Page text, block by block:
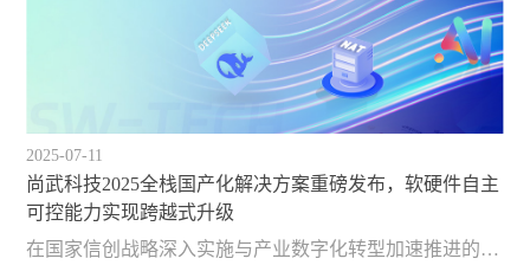
2025-07-11
尚武科技2025全栈国产化解决方案重磅发布，软硬件自主
可控能力实现跨越式升级
在国家信创战略深入实施与产业数字化转型加速推进的双重背景下，尚武科技近日宣布完成技术体系全面升级并正式推出全栈国产化解决方案。该方案实现从操作系统、数据库到应用软件的全生态覆盖，支持从龙芯到飞腾、从银河麒麟到统信UOS的完整国产矩阵，成为具备全国…